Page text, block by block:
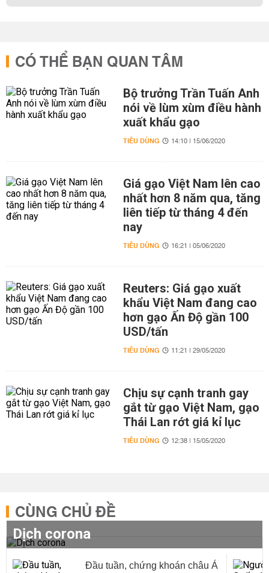
CÓ THỂ BẠN QUAN TÂM
Bộ trưởng Trần Tuấn Anh
nói về lùm xùm điều hành
xuất khẩu gạo
TIÊU DÙNG 14:10 | 15/06/2020
Giá gạo Việt Nam lên cao
nhất hơn 8 năm qua, tăng
liên tiếp từ tháng 4 đến
nay
TIÊU DÙNG 16:21 | 05/06/2020
Reuters: Giá gạo xuất
khẩu Việt Nam đang cao
hơn gạo Ấn Độ gần 100
USD/tấn
TIÊU DÙNG 11:21 | 29/05/2020
Chịu sự cạnh tranh gay
gắt từ gạo Việt Nam, gạo
Thái Lan rớt giá kỉ lục
TIÊU DÙNG 12:38 | 15/05/2020
CÙNG CHỦ ĐỀ
Dịch corona
Đầu tuần, chứng khoán châu Á